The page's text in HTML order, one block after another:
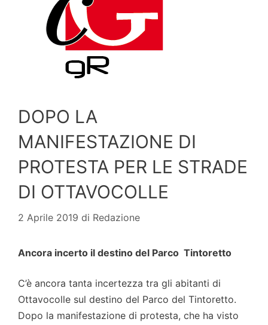
DOPO LA
MANIFESTAZIONE DI
PROTESTA PER LE STRADE
DI OTTAVOCOLLE
2 Aprile 2019 di Redazione
Ancora incerto il destino del Parco Tintoretto
C’è ancora tanta incertezza tra gli abitanti di
Ottavocolle sul destino del Parco del Tintoretto.
Dopo la manifestazione di protesta, che ha visto